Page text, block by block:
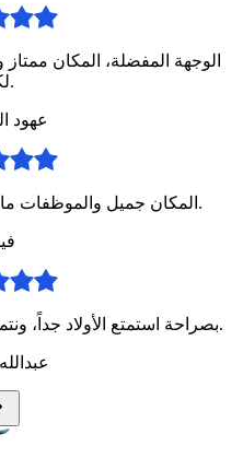
الوجهة المفضلة، المكان
لكم.
عهود
المكان جميل والموظفات ما شاء الله، أولادي انبسطوا جداً.
بصراحة استمتع الأولاد جداً، ونتمنى افتتاح فرع في منطقة جازان.